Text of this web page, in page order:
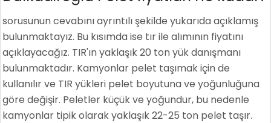
sorusunun cevabını ayrıntılı şekilde yukarıda açıklamış
bulunmaktayız. Bu kısımda ise tır ile alımının fiyatını
açıklayacağız. TIR'ın yaklaşık 20 ton yük danışmanı
bulunmaktadır. Kamyonlar pelet taşımak için de
kullanılır ve TIR yükleri pelet boyutuna ve yoğunluğuna
göre değişir. Peletler küçük ve yoğundur, bu nedenle
kamyonlar tipik olarak yaklaşık 22-25 ton pelet taşır.